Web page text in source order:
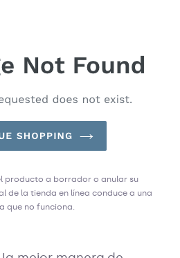
producto a borrador o anular su
de la tienda en línea conduce a una
que no funciona.